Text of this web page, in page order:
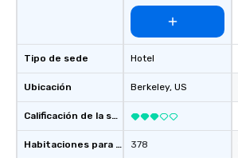
Tipo de sede
Ubicación
Calificación de la sede
Habitaciones para huéspedes
Hotel
Berkeley, US
378